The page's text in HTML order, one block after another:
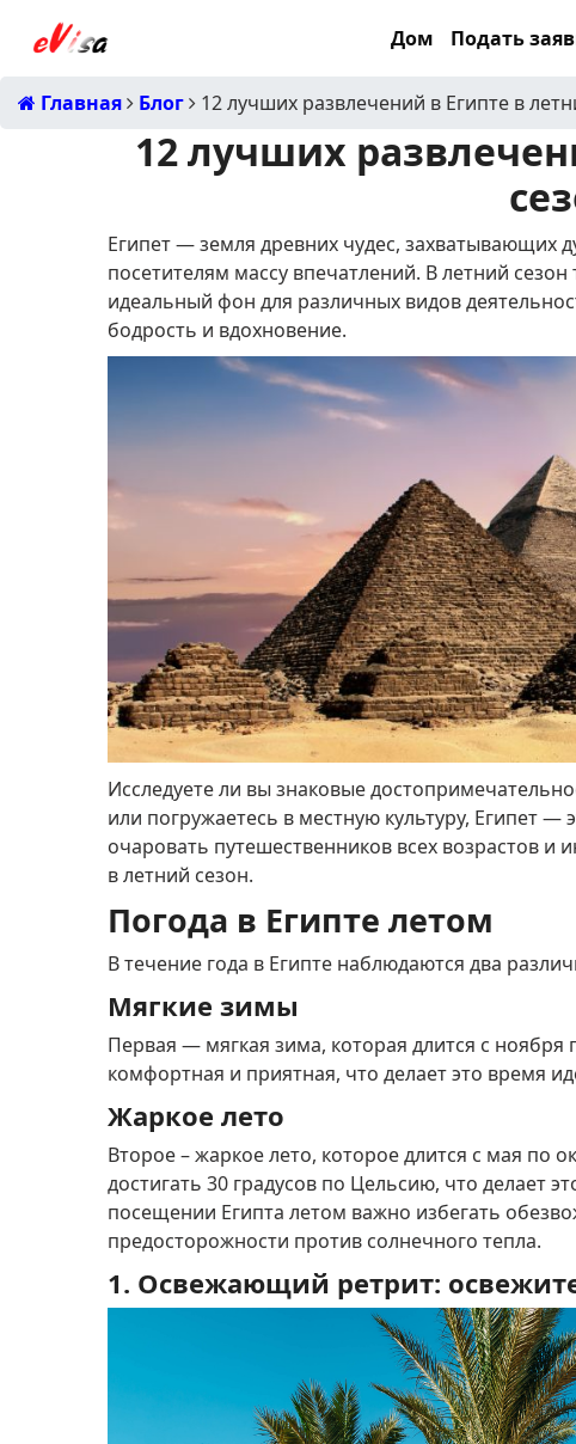
Дом Подать
Главная Блог 12 лучших развлечений в Египте в
12 лучших
Египет — земля древних чудес, захватывающих
посетителям массу впечатлений. В летний
идеальный фон для различных видов
бодрость и вдохновение.
Исследуете ли вы знаковые
или погружаетесь в местную культуру, Египет
очаровать путешественников всех возрастов и
в летний сезон.
Погода в Египте летом
В течение года в Египте наблюдаются два
Мягкие зимы
Первая — мягкая зима, которая длится с ноября
комфортная и приятная, что делает это время
Жаркое лето
Второе – жаркое лето, которое длится с мая по
достигать 30 градусов по Цельсию, что делает
посещении Египта летом важно избегать
предосторожности против солнечного тепла.
1. Освежающий ретрит: